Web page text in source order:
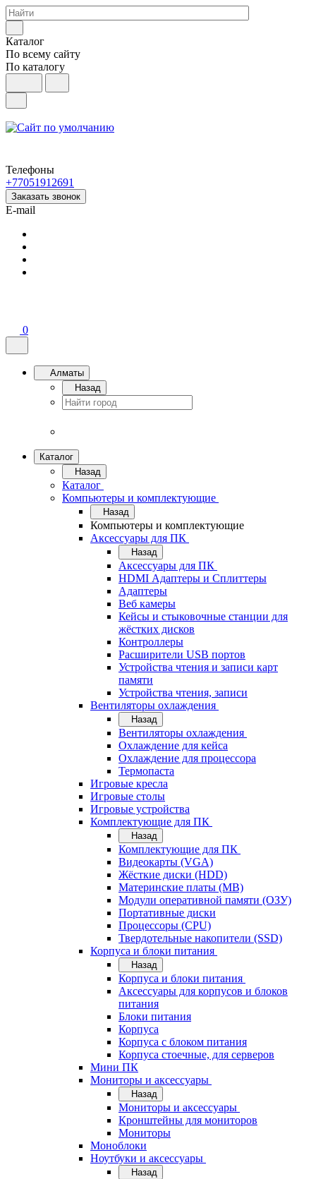
Каталог
По всему сайту
По каталогу
Телефоны
+77051912691
Заказать звонок
E-mail
0
Алматы
Назад
Каталог
Назад
Каталог
Компьютеры и комплектующие
Назад
Компьютеры и комплектующие
Аксессуары для ПК
Назад
Аксессуары для ПК
HDMI Адаптеры и Сплиттеры
Адаптеры
Веб камеры
Кейсы и стыковочные станции для
жёстких дисков
Контроллеры
Расширители USB портов
Устройства чтения и записи карт
памяти
Устройства чтения, записи
Вентиляторы охлаждения
Назад
Вентиляторы охлаждения
Охлаждение для кейса
Охлаждение для процессора
Термопаста
Игровые кресла
Игровые столы
Игровые устройства
Комплектующие для ПК
Назад
Комплектующие для ПК
Видеокарты (VGA)
Жёсткие диски (HDD)
Материнские платы (MB)
Модули оперативной памяти (ОЗУ)
Портативные диски
Процессоры (CPU)
Твердотельные накопители (SSD)
Корпуса и блоки питания
Назад
Корпуса и блоки питания
Аксессуары для корпусов и блоков
питания
Блоки питания
Корпуса
Корпуса с блоком питания
Корпуса стоечные, для серверов
Мини ПК
Мониторы и аксессуары
Назад
Мониторы и аксессуары
Кронштейны для мониторов
Мониторы
Моноблоки
Ноутбуки и аксессуары
Назад